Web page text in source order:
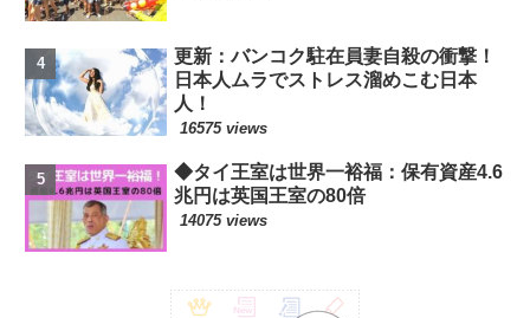
更新：バンコク駐在員妻自殺の衝撃！
日本人ムラでストレス溜めこむ日本
人！
16575 views
◆タイ王室は世界一裕福：保有資産4.6
兆円は英国王室の80倍
14075 views